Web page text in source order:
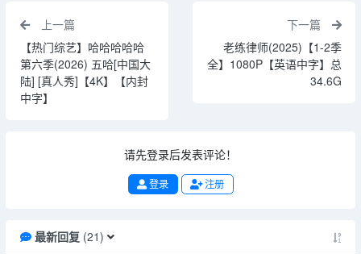
上一篇
【热门综艺】哈哈哈哈哈
第六季(2026) 五哈[中国大
陆] [真人秀]【4K】【内封
中字】
下一篇
老练律师(2025)【1-2季
全】1080P【英语中字】总
34.6G
请先登录后发表评论！
登录 注册
最新回复(21)